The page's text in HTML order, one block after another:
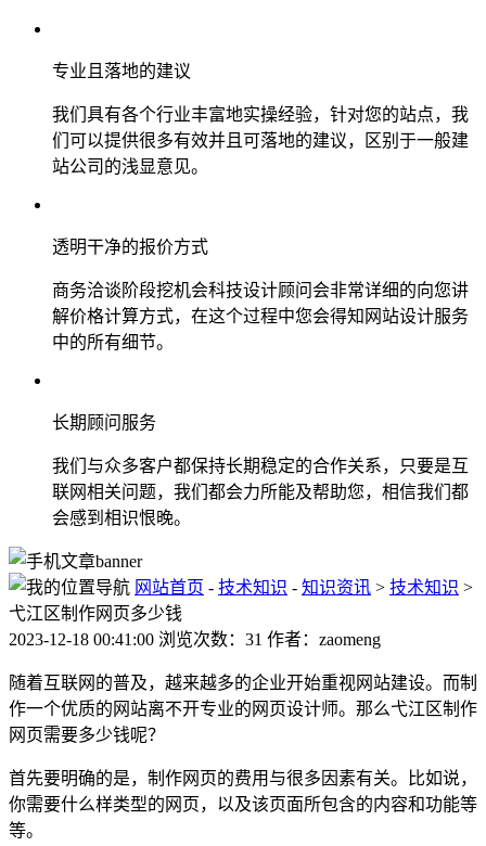
专业且落地的建议
我们具有各个行业丰富地实操经验，针对您的站点，我
们可以提供很多有效并且可落地的建议，区别于一般建
站公司的浅显意见。
透明干净的报价方式
商务洽谈阶段挖机会科技设计顾问会非常详细的向您讲
解价格计算方式，在这个过程中您会得知网站设计服务
中的所有细节。
长期顾问服务
我们与众多客户都保持长期稳定的合作关系，只要是互
联网相关问题，我们都会力所能及帮助您，相信我们都
会感到相识恨晚。
网站首页 - 技术知识 - 知识资讯 > 技术知识 >
弋江区制作网页多少钱
2023-12-18 00:41:00 浏览次数：31 作者：zaomeng
随着互联网的普及，越来越多的企业开始重视网站建设。而制
作一个优质的网站离不开专业的网页设计师。那么弋江区制作
网页需要多少钱呢？
首先要明确的是，制作网页的费用与很多因素有关。比如说，
你需要什么样类型的网页，以及该页面所包含的内容和功能等
等。